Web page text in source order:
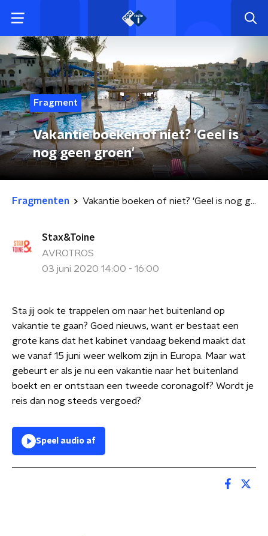
Fragment
Vakantie boeken of niet? 'Geel is
nog geen groen'
Fragmenten Vakantie boeken of niet? 'Geel is nog geen groen'
Stax&Toine
AVROTROS
03 juni 2020 14:00 - 16:00
Sta jij ook te trappelen om naar het buitenland op
vakantie te gaan? Goed nieuws, want er bestaat een
grote kans dat het kabinet vandaag bekend maakt dat
we vanaf 15 juni weer welkom zijn in Europa. Maar wat
gebeurt er als je nu een vakantie naar het buitenland
boekt en er ontstaan een tweede coronagolf? Wordt je
reis dan nog steeds vergoed?
Speel audio af